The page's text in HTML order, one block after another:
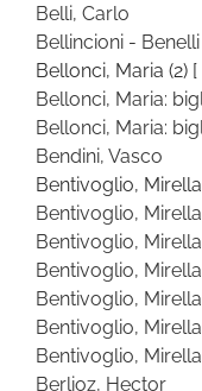
Belli, Carlo
Bellincioni - Benelli
Bellonci, Maria (2) [
Bellonci, Maria:
Bellonci, Maria:
Bendini, Vasco
Bentivoglio, Mirella
Bentivoglio,
Bentivoglio,
Bentivoglio,
Bentivoglio,
Bentivoglio,
Bentivoglio,
Berlioz, Hector